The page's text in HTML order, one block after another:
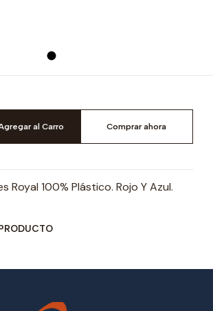
al Carro Comprar ahora
Royal 100% Plástico. Rojo Y Azul.